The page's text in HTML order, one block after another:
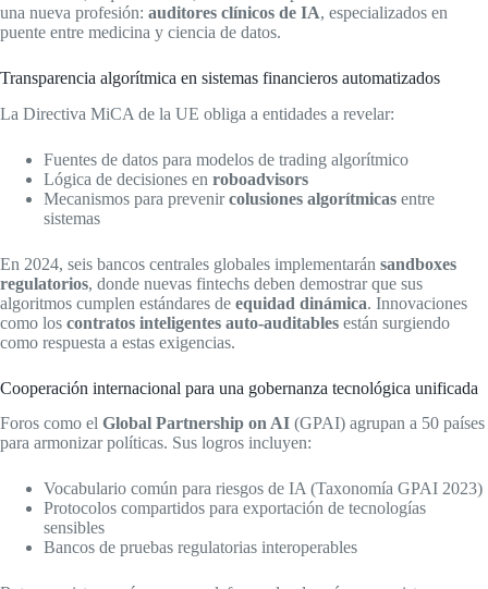
una nueva profesión: auditores clínicos de IA, especializados en
puente entre medicina y ciencia de datos.
Transparencia algorítmica en sistemas financieros automatizados
La Directiva MiCA de la UE obliga a entidades a revelar:
Fuentes de datos para modelos de trading algorítmico
Lógica de decisiones en roboadvisors
Mecanismos para prevenircolusiones algorítmicas entre
sistemas
En 2024, seis bancos centrales globales implementarán sandboxes
regulatorios, donde nuevas fintechs deben demostrar que sus
algoritmos cumplen estándares de equidad dinámica. Innovaciones
como los contratos inteligentes auto-auditables están surgiendo
como respuesta a estas exigencias.
Cooperación internacional para una gobernanza tecnológica unificada
Foros como el Global Partnership on AI (GPAI) agrupan a 50 países
para armonizar políticas. Sus logros incluyen:
Vocabulario común para riesgos de IA (Taxonomía GPAI 2023)
Protocolos compartidos para exportación de tecnologías
sensibles
Bancos de pruebas regulatorias interoperables